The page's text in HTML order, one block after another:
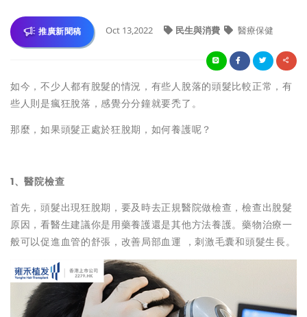
推廣新聞稿 Oct 13,2022 民生與消費 醫療保健
如今，不少人都有脫髮的情況，有些人脫落的頭髮比較正常，有
些人則是瘋狂脫落，感覺分分鐘就要禿了。
那麼，如果頭髮正處於狂脫期，如何養護呢？
1、醫院檢查
首先，頭髮出現狂脫期，要及時去正規醫院做檢查，檢查出脫髮
原因，看醫生建議你是用藥養護還是其他方法養護。藥物治療一
般可以促進血管的舒張，改善局部血運 ，刺激毛囊和頭髮生長。